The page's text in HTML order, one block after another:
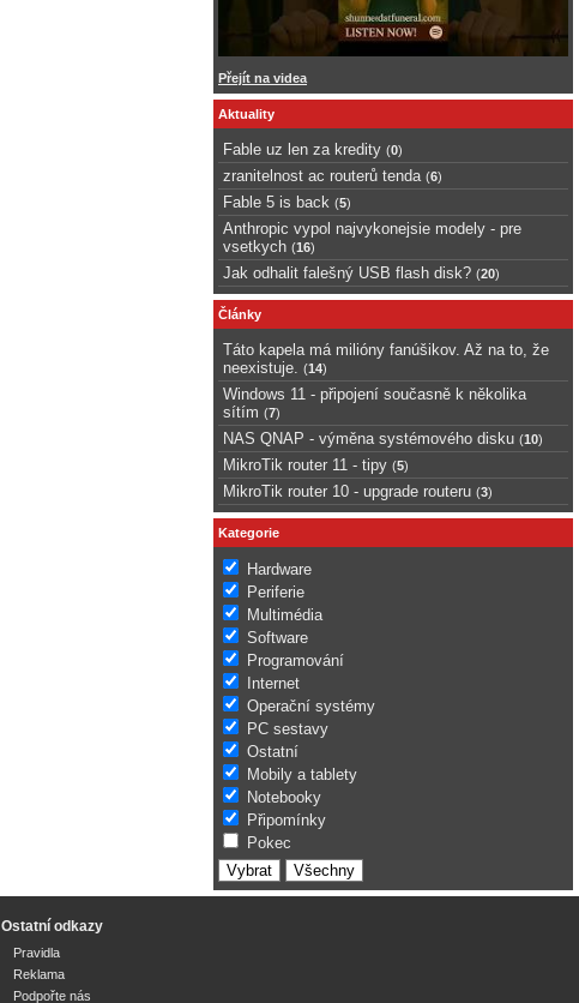
Přejít na videa
Aktuality
Fable uz len za kredity (0)
zranitelnost ac routerů tenda (6)
Fable 5 is back (5)
Anthropic vypol najvykonejsie modely - pre
vsetkych (16)
Jak odhalit falešný USB flash disk? (20)
Články
Táto kapela má milióny fanúšikov. Až na to, že
neexistuje.
(14)
Windows 11 - připojení současně k několika
sítím (7)
NAS QNAP - výměna systémového disku (10)
MikroTik router 11 - tipy (5)
MikroTik router 10 - upgrade routeru (3)
Kategorie
Hardware
Periferie
Multimédia
Software
Programování
Internet
Operační systémy
PC sestavy
Ostatní
Mobily a tablety
Notebooky
Připomínky
Pokec
Ostatní odkazy
Pravidla
Reklama
Podpořte nás